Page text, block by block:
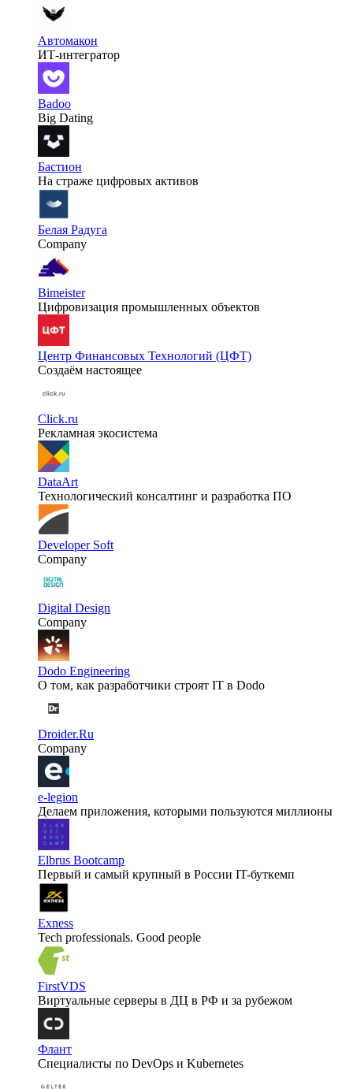
Автомакон
ИТ-интегратор
Badoo
Big Dating
Бастион
На страже цифровых активов
Белая Радуга
Company
Bimeister
Цифровизация промышленных объектов
Центр Финансовых Технологий (ЦФТ)
Создаём настоящее
Click.ru
Рекламная экосистема
DataArt
Технологический консалтинг и разработка ПО
Developer Soft
Company
Digital Design
Company
Dodo Engineering
О том, как разработчики строят IT в Dodo
Droider.Ru
Company
e-legion
Делаем приложения, которыми пользуются миллионы
Elbrus Bootcamp
Первый и самый крупный в России IT-буткемп
Exness
Tech professionals. Good people
FirstVDS
Виртуальные серверы в ДЦ в РФ и за рубежом
Флант
Специалисты по DevOps и Kubernetes